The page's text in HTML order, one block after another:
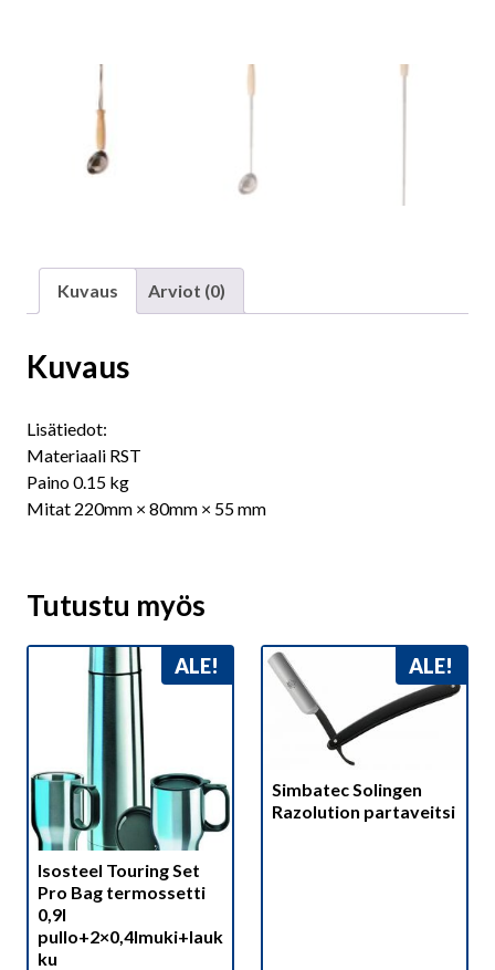
Kuvaus Arviot (0)
Kuvaus
Lisätiedot:
Materiaali RST
Paino 0.15 kg
Mitat 220mm × 80mm × 55 mm
Tutustu myös
ALE!
Isosteel Touring Set
Pro Bag termossetti
0,9l
pullo+2×0,4lmuki+lauk
ku
ALE!
Simbatec Solingen
Razolution partaveitsi